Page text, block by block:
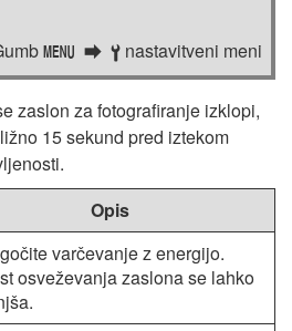
G B nastavitveni meni
zaslon za fotografiranje izklopi,
15 sekund pred iztekom
Opis
varčevanje z energijo.
osveževanja zaslona se lahko